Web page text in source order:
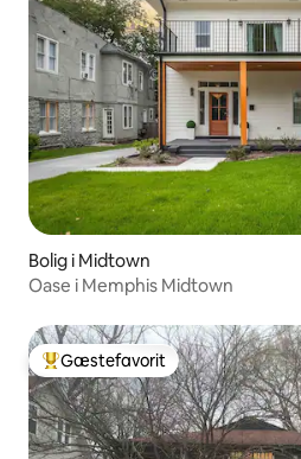
Bolig i Midtown
Oase i Memphis Midtown
Bedste gæstefavorit
Gæstefavorit